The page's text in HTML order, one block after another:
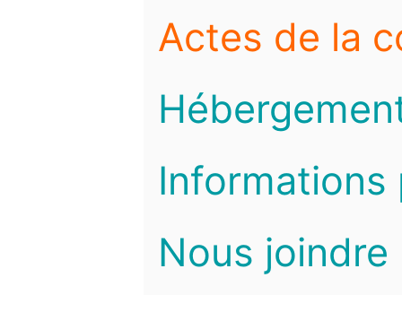
Actes de la
Informations
Nous joindre